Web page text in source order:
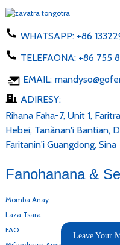
WHATSAPP: +86
TELEFAONA: +86 755
EMAIL:
ADIRESY:
Rihana Faha-7, Unit 1,
Hebei, Tanànan'i Bantian,
Faritanin'i Guangdong, Sina
Fanohanana &
Momba Anay
Laza Tsara
FAQ
Leave Your